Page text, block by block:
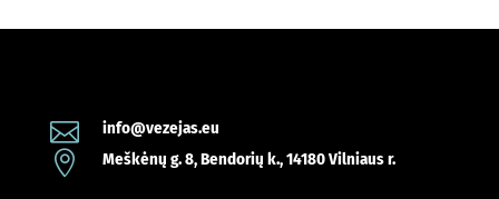
 info@vezejas.eu
 Meškėnų g. 8, Bendorių k., 14180 Vilniaus r.